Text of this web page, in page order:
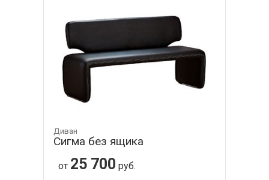
Диван
Сигма без ящика
от 25 700 руб.